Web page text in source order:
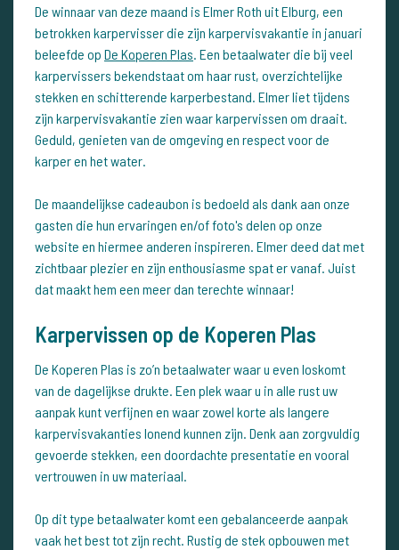
De winnaar van deze maand is Elmer Roth uit Elburg, een
betrokken karpervisser die zijn karpervisvakantie in januari
beleefde op De Koperen Plas. Een betaalwater die bij veel
karpervissers bekendstaat om haar rust, overzichtelijke
stekken en schitterende karperbestand. Elmer liet tijdens
zijn karpervisvakantie zien waar karpervissen om draait.
Geduld, genieten van de omgeving en respect voor de
karper en het water.
De maandelijkse cadeaubon is bedoeld als dank aan onze
gasten die hun ervaringen en/of foto's delen op onze
website en hiermee anderen inspireren. Elmer deed dat met
zichtbaar plezier en zijn enthousiasme spat er vanaf. Juist
dat maakt hem een meer dan terechte winnaar!
Karpervissen op de Koperen Plas
De Koperen Plas is zo’n betaalwater waar u even loskomt
van de dagelijkse drukte. Een plek waar u in alle rust uw
aanpak kunt verfijnen en waar zowel korte als langere
karpervisvakanties lonend kunnen zijn. Denk aan zorgvuldig
gevoerde stekken, een doordachte presentatie en vooral
vertrouwen in uw materiaal.
Op dit type betaalwater komt een gebalanceerde aanpak
vaak het best tot zijn recht. Rustig de stek opbouwen met